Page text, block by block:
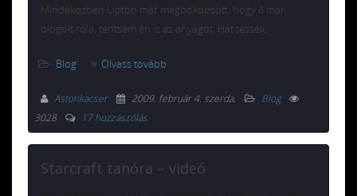
Mindeközben Lipton már megbökdösött, hogy ő már
blogolt róla, terítsem én is az anyagot. Hát tessék:
Blog Olvass tovább
Astonkacser 2009. február 4. szerda.
Blog
3028
17 hozzászólás
Starcraft tanóra – videó